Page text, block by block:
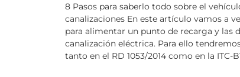
8 Pasos para saberlo todo sobre el
canalizaciones En este artículo vamos a
para alimentar un punto de recarga y las
canalización eléctrica. Para ello
tanto en el RD 1053/2014 como en la ITC-